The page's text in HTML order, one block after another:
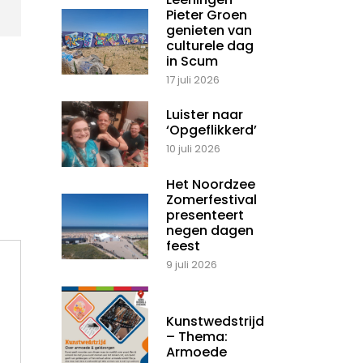
Pieter Groen
genieten van
culturele dag
in Scum
17 juli 2026
Luister naar
‘Opgeflikkerd’
10 juli 2026
Het Noordzee
Zomerfestival
presenteert
negen dagen
feest
9 juli 2026
Kunstwedstrijd
– Thema:
Armoede